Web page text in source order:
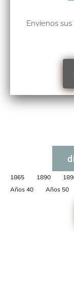
Envíenos
1865 1890
Años 40
Años 50